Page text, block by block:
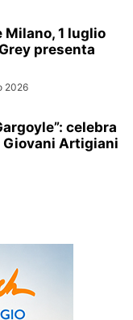
1 luglio
presenta
2026
celebra
Artigiani